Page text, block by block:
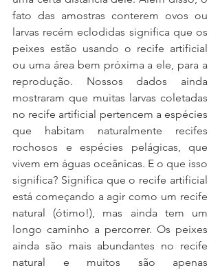
fato das amostras conterem ovos ou
larvas recém eclodidas significa que os
peixes estão usando o recife artificial
ou uma área bem próxima a ele, para a
reprodução. Nossos dados ainda
mostraram que muitas larvas coletadas
no recife artificial pertencem a espécies
que habitam naturalmente recifes
rochosos e espécies pelágicas, que
vivem em águas oceânicas. E o que isso
significa? Significa que o recife artificial
está começando a agir como um recife
natural (ótimo!), mas ainda tem um
longo caminho a percorrer. Os peixes
ainda são mais abundantes no recife
natural e muitos são apenas